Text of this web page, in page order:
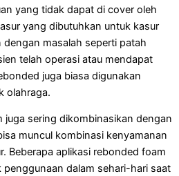
yang tidak dapat di cover oleh
yang dibutuhkan untuk kasur
masalah seperti patah
telah operasi atau mendapat
juga biasa digunakan
olahraga.
juga sering dikombinasikan dengan
muncul kombinasi kenyamanan
Beberapa aplikasi rebonded foam
dalam sehari-hari saat